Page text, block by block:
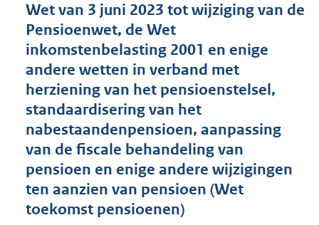
d
g
o
o
t
e
:
2
5
Wet van 3 juni 2023 tot wijziging van de
Pensioenwet, de Wet
inkomstenbelasting 2001 en enige
andere wetten in verband met
herziening van het pensioenstelsel,
standaardisering van het
nabestaandenpensioen, aanpassing
van de fiscale behandeling van
pensioen en enige andere wijzigingen
ten aanzien van pensioen (Wet
toekomst pensioenen)